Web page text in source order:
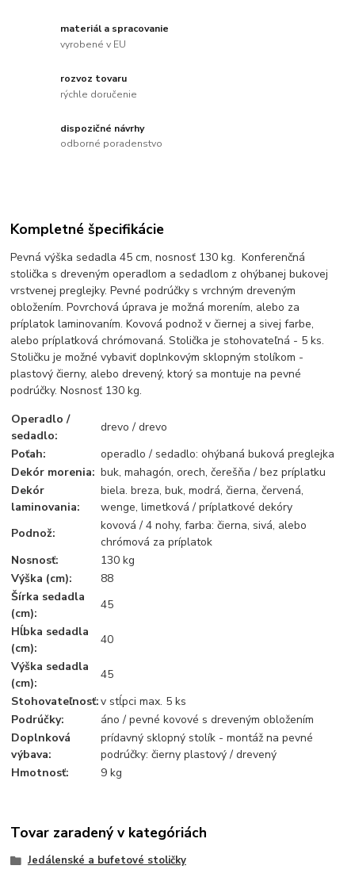
materiál a spracovanie
vyrobené v EU
rozvoz tovaru
rýchle doručenie
dispozičné návrhy
odborné poradenstvo
Kompletné špecifikácie
Pevná výška sedadla 45 cm, nosnosť 130 kg. Konferenčná
stolička s dreveným operadlom a sedadlom z ohýbanej bukovej
vrstvenej preglejky. Pevné podrúčky s vrchným dreveným
obložením. Povrchová úprava je možná morením, alebo za
príplatok laminovaním. Kovová podnož v čiernej a sivej farbe,
alebo príplatková chrómovaná. Stolička je stohovateľná - 5 ks.
Stoličku je možné vybaviť doplnkovým sklopným stolíkom -
plastový čierny, alebo drevený, ktorý sa montuje na pevné
podrúčky. Nosnosť 130 kg.
Operadlo /
sedadlo:
drevo / drevo
Poťah:
operadlo / sedadlo: ohýbaná buková preglejka
Dekór morenia: buk, mahagón, orech, čerešňa / bez príplatku
Dekór
laminovania:
biela. breza, buk, modrá, čierna, červená,
wenge, limetková / príplatkové dekóry
Podnož:
kovová / 4 nohy, farba: čierna, sivá, alebo
chrómová za príplatok
Nosnosť:
130 kg
Výška (cm):
88
Šírka sedadla
(cm):
45
Hĺbka sedadla
(cm):
40
Výška sedadla
(cm):
45
Stohovateľnosť:v stĺpci max. 5 ks
Podrúčky:
áno / pevné kovové s dreveným obložením
Doplnková
výbava:
prídavný sklopný stolík - montáž na pevné
podrúčky: čierny plastový / drevený
Hmotnosť:
9 kg
Tovar zaradený v kategóriách
Jedálenské a bufetové stoličky